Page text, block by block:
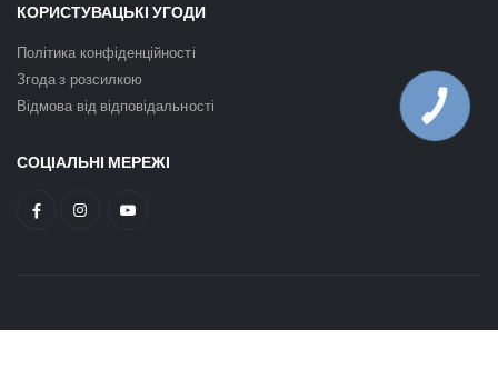
КОРИСТУВАЦЬКІ УГОДИ
Політика конфіденційності
Згода з розсилкою
Відмова від відповідальності
СОЦІАЛЬНІ МЕРЕЖІ
КНОПКА
ЗВ'ЯЗКУ